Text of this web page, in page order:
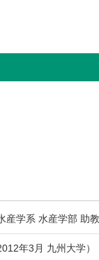
産学系 水産学部 助教
年3月 九州大学）